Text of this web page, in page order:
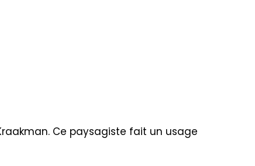
Ce paysagiste fait un usage